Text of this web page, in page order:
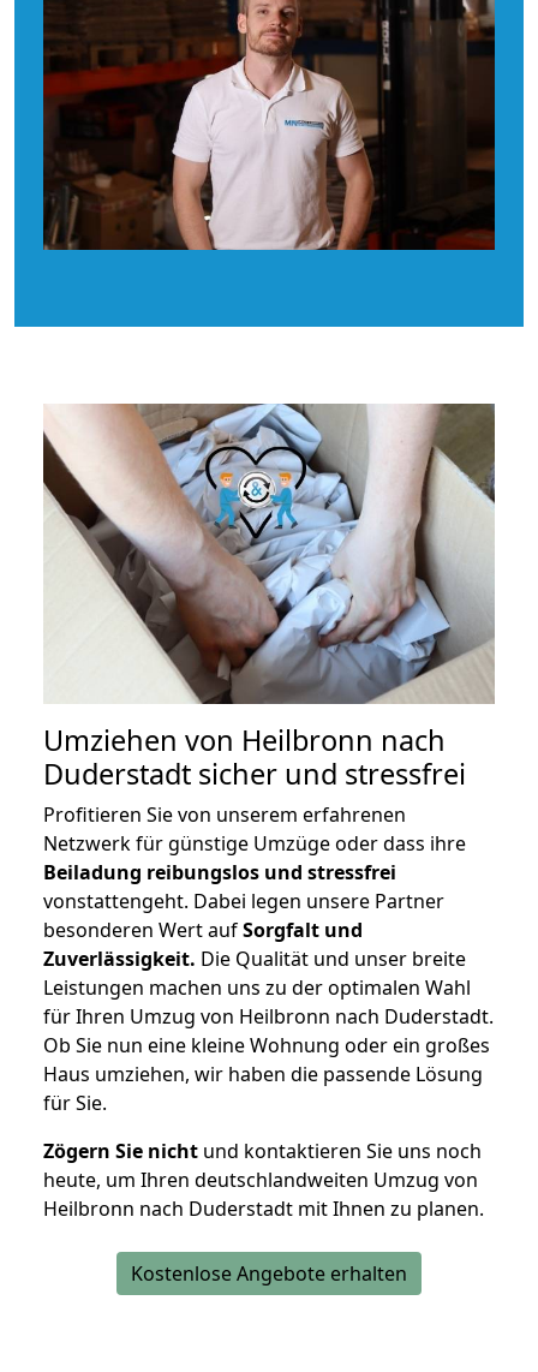
Umziehen von Heilbronn nach
Duderstadt sicher und stressfrei
Profitieren Sie von unserem erfahrenen
Netzwerk für günstige Umzüge oder dass ihre
Beiladung reibungslos und stressfrei
vonstattengeht. Dabei legen unsere Partner
besonderen Wert aufSorgfalt und
Zuverlässigkeit. Die Qualität und unser breite
Leistungen machen uns zu der optimalen Wahl
für Ihren Umzug von Heilbronn nach Duderstadt.
Ob Sie nun eine kleine Wohnung oder ein großes
Haus umziehen, wir haben die passende Lösung
für Sie.
Zögern Sie nicht und kontaktieren Sie uns noch
heute, um Ihren deutschlandweiten Umzug von
Heilbronn nach Duderstadt mit Ihnen zu planen.
Kostenlose Angebote erhalten